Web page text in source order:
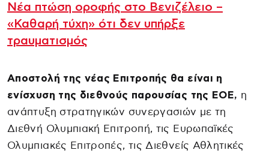
Νέα πτώση οροφής στο Βενιζέλειο –
«Καθαρή τύχη» ότι δεν υπήρξε
τραυματισμός
Αποστολή της νέας Επιτροπής θα είναι η
ενίσχυση της διεθνούς παρουσίας της ΕΟΕ, η
ανάπτυξη στρατηγικών συνεργασιών με τη
Διεθνή Ολυμπιακή Επιτροπή, τις Ευρωπαϊκές
Ολυμπιακές Επιτροπές, τις Διεθνείς Αθλητικές